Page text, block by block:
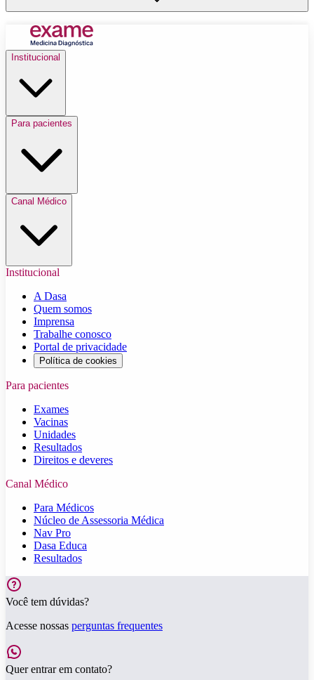
Institucional
Para pacientes
Canal Médico
Institucional
A Dasa
Quem somos
Imprensa
Trabalhe conosco
Portal de privacidade
Política de cookies
Para pacientes
Exames
Vacinas
Unidades
Resultados
Direitos e deveres
Canal Médico
Para Médicos
Núcleo de Assessoria Médica
Nav Pro
Dasa Educa
Resultados
Você tem dúvidas?
Acesse nossas perguntas frequentes
Quer entrar em contato?